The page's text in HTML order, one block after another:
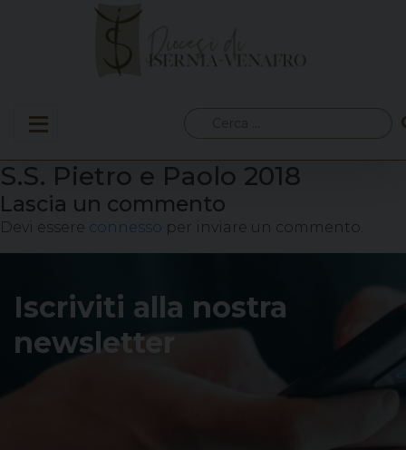
per:
S.S. Pietro e Paolo 2018
Lascia un commento
Devi essere connesso per inviare un commento.
Iscriviti alla nostra
newsletter